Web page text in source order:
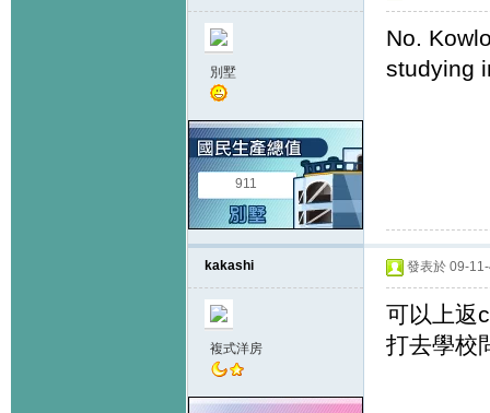
別墅
911
No.
studying
kakashi
複式洋房
發表於 09-
可以上返
打去學校